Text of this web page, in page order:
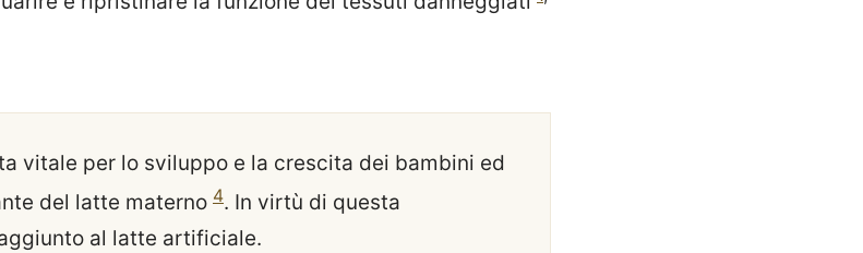
vitale per lo sviluppo e la crescita dei bambini ed
del latte materno 4. In virtù di questa
al latte artificiale.